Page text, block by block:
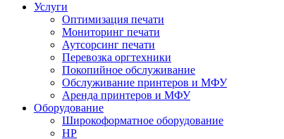
Услуги
Оптимизация печати
Мониторинг печати
Аутсорсинг печати
Перевозка оргтехники
Покопийное обслуживание
Обслуживание принтеров и МФУ
Аренда принтеров и МФУ
Оборудование
Широкоформатное оборудование
HP